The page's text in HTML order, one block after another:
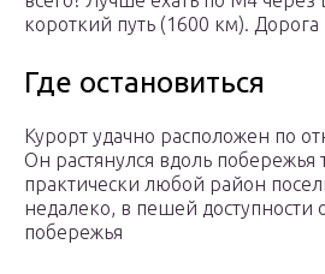
короткий путь (1600 км). Дорога
Где остановиться
Курорт удачно расположен по
Он растянулся вдоль побережья
практически любой район
недалеко, в пешей доступности
побережья